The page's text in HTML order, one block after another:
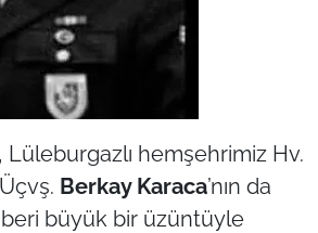
Lüleburgazlı hemşehrimiz Hv.
Berkay Karaca’nın da
büyük bir üzüntüyle